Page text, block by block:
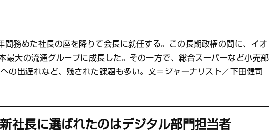
務めた社長の座を降りて会長に就任する。この長期政権の間に、イオ
最大の流通グループに成長した。その一方で、総合スーパーなど小売部
の出遅れなど、残された課題も多い。文＝ジャーナリスト／下田健司
社長に選ばれたのはデジタル部門担当者